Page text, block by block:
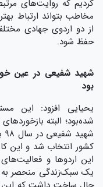
کردیم که روایت‌های
مخاطب بتواند ارتباط
از دو اردوی جهادی
حفظ شود.
شهید شفیعی در عین
بود
یحیایی افزود: این
شده‌بود؛ البته
کشور انتخاب شد و این
این اردوها و
یک سبک‌زندگی منحصر به